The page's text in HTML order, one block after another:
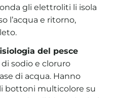
gli elettroliti li isola
l’acqua e ritorno,
del pesce
sodio e cloruro
di acqua. Hanno
bottoni multicolore su